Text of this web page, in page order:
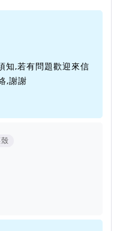
知,若有問題歡迎來信
,謝謝